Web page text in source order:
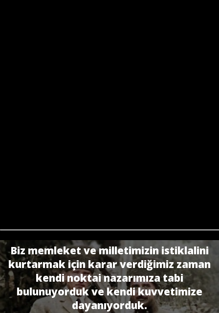
Biz memleket ve milletimizin istiklalini
kurtarmak için karar verdiğimiz zaman
kendi noktai nazarımıza tabi
bulunuyorduk ve kendi kuvvetimize
dayanıyorduk.